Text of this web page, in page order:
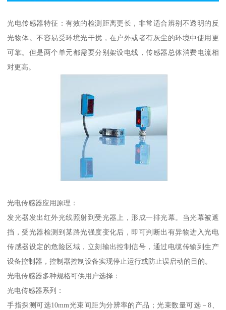
光电传感器特征：有效的检测距离更长，非常适合辨别不透明的反
光物体。不容易受环境光干扰，在户外或者有灰尘的环境中使用更
可靠。但是两个单元都需要分别架设电线，传感器总体消费电流相
对更高。
光电传感器应用原理：
发光器发出红外光线照射到受光器上，形成一排光幕。当光幕被遮
挡，受光器检测到某路光强度变化后，即可判断出有异物进入光电
传感器设定的危险区域，立刻输出控制信号，通过电缆传输到生产
设备控制器，控制器控制设备实现停止运行或防止误启动的目的。
光电传感器多种规格可供用户选择：
光电传感器系列：
手指探测可选10mm光束间距为分辨率的产品；光束数量可选－8、